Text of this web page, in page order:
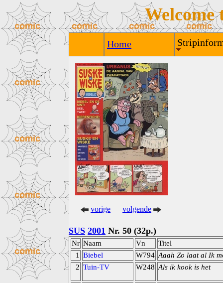
Welcome
Home
vorige volgende
SUS 2001 Nr. 50 (32p.)
Nr Naam Vn
Titel
1
Biebel W794 Aaah Zo laat al Ik
2 Tuin-TV W248 Als ik kook is het